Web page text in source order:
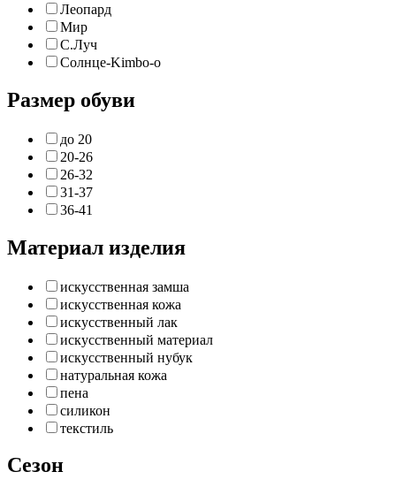
Леопард
Мир
С.Луч
Солнце-Kimbo-o
Размер обуви
до 20
20-26
26-32
31-37
36-41
Материал изделия
искусственная замша
искусственная кожа
искусственный лак
искусственный материал
искусственный нубук
натуральная кожа
пена
силикон
текстиль
Сезон